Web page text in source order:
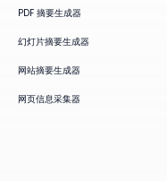
PDF 摘要生成器
幻灯片摘要生成器
网站摘要生成器
网页信息采集器